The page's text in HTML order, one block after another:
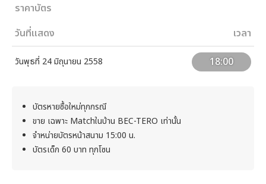
ราคาบัตร
วันที่แสดง
เวลา
วันพุธที่ 24 มิถุนายน 2558 18:00
บัตรหายซื้อใหม่ทุกกรณี
ขาย เฉพาะ Matchในบ้าน BEC-TERO เท่านั้น
จำหน่ายบัตรหน้าสนาม 15:00 น.
บัตรเด็ก 60 บาท ทุกโซน